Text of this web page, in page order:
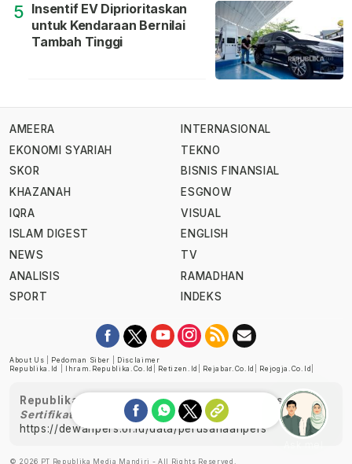
5 Insentif EV Diprioritaskan
untuk Kendaraan Bernilai
Tambah Tinggi
AMEERA
EKONOMI SYARIAH
SKOR
KHAZANAH
IQRA
ISLAM DIGEST
NEWS
ANALISIS
SPORT
INTERNASIONAL
TEKNO
BISNIS FINANSIAL
ESGNOW
VISUAL
ENGLISH
TV
RAMADHAN
INDEKS
About Us Pedoman Siber
Disclaimer
Republika.id
Ihram.republika.co.id Retizen.id Rejabar.co.id Rejogja.co.id
Republika telah diverifikasi oleh Dewan Pers
Sertifikat Nomor 1058/DP-Verifikasi/K/XII/2022
https://dewanpers.or.id/data/perusahaanpers
© 2026 PT Republika Media Mandiri - All Rights Reserved.